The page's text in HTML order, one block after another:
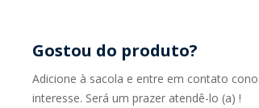
Gostou do produto?
Adicione à sacola e entre em contato
interesse. Será um prazer atendê-lo (a) !